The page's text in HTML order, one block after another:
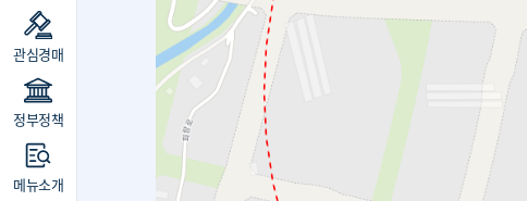
관심경매
정부정책
메뉴소개